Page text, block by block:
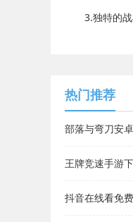
3.独特的战
热门推荐
部落与弯刀安
王牌竞速手游
抖音在线看免